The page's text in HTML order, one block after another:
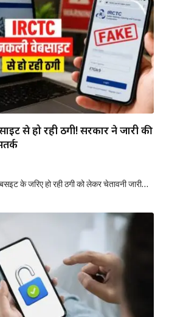
से हो रही ठगी! सरकार ने जारी की
के जरिए हो रही ठगी को लेकर चेतावनी जारी…